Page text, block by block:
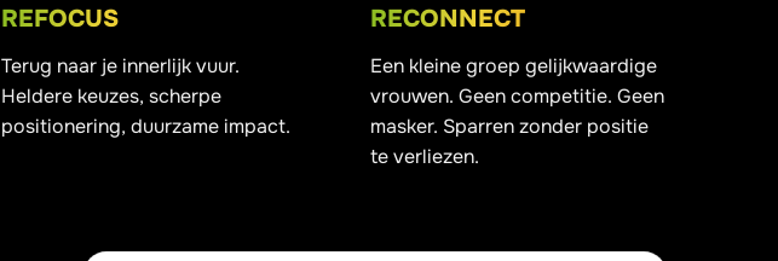
REFOCUS
Terug naar je innerlijk vuur.
Heldere keuzes, scherpe
positionering, duurzame impact.
RECONNECT
Een kleine groep gelijkwaardige
vrouwen. Geen competitie. Geen
masker. Sparren zonder positie
te verliezen.